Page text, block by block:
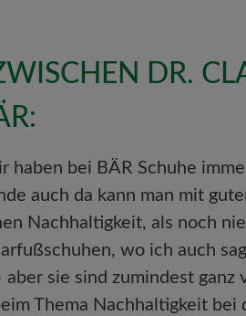
DR.
haben bei BÄR Schuhe
auch da kann man mit
Nachhaltigkeit, als noch
wo ich auch
aber sie sind zumindest
Thema Nachhaltigkeit